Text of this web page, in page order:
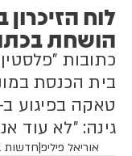
לוח
הושחת
כתובות
בית הכנסת
גינה: "לא עוד
אוריאל פיליפ|חדשות